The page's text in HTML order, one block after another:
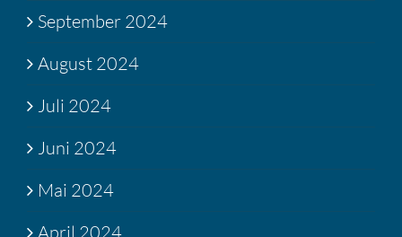
September 2024
August 2024
Juli 2024
Juni 2024
Mai 2024
April 2024